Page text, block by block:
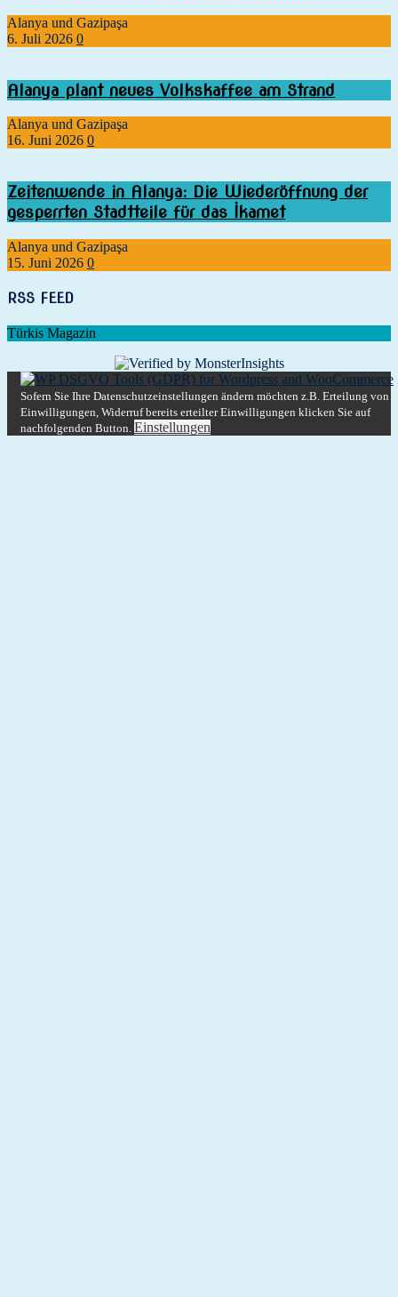
Alanya und Gazipaşa
6. Juli 2026 0
Alanya plant neues Volkskaffee am Strand
Alanya und Gazipaşa
16. Juni 2026 0
Zeitenwende in Alanya: Die Wiederöffnung der
gesperrten Stadtteile für das İkamet
Alanya und Gazipaşa
15. Juni 2026 0
RSS FEED
Türkis Magazin
Sofern Sie Ihre Datenschutzeinstellungen ändern möchten z.B. Erteilung von
Einwilligungen, Widerruf bereits erteilter Einwilligungen klicken Sie auf
nachfolgenden Button. Einstellungen